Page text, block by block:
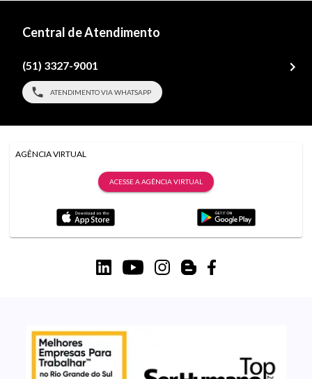
Central de Atendimento
(51) 3327-9001
ATENDIMENTO VIA WHATSAPP
AGÊNCIA VIRTUAL
ACESSE A AGÊNCIA VIRTUAL